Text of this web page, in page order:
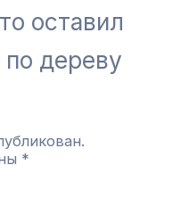
оставил
дереву
*